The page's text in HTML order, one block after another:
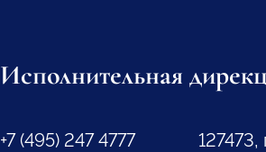
Исполнительная
+7 (495) 247 4777